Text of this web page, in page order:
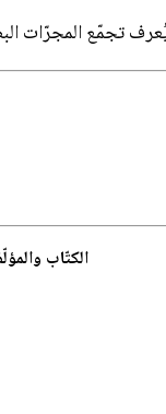
تجمّع المجرّات
الكتّاب